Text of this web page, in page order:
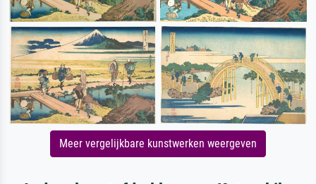
Meer vergelijkbare kunstwerken weergeven